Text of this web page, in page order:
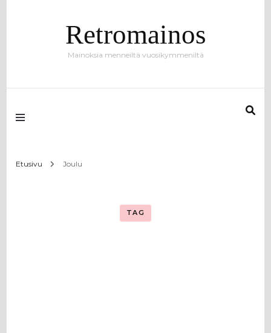
Retromainos
Mainoksia menneiltä vuosikymmeniltä
Etusivu Joulu
TAG